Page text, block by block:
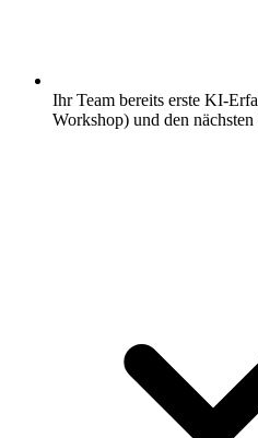
Ihr Team bereits erste KI-
Workshop) und den